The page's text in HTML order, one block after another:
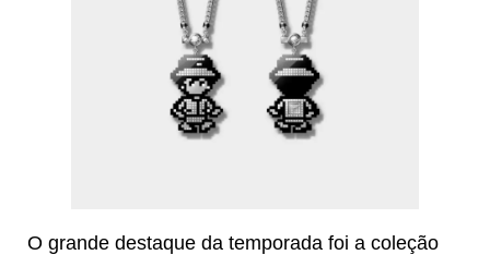
O grande destaque da temporada foi a coleção